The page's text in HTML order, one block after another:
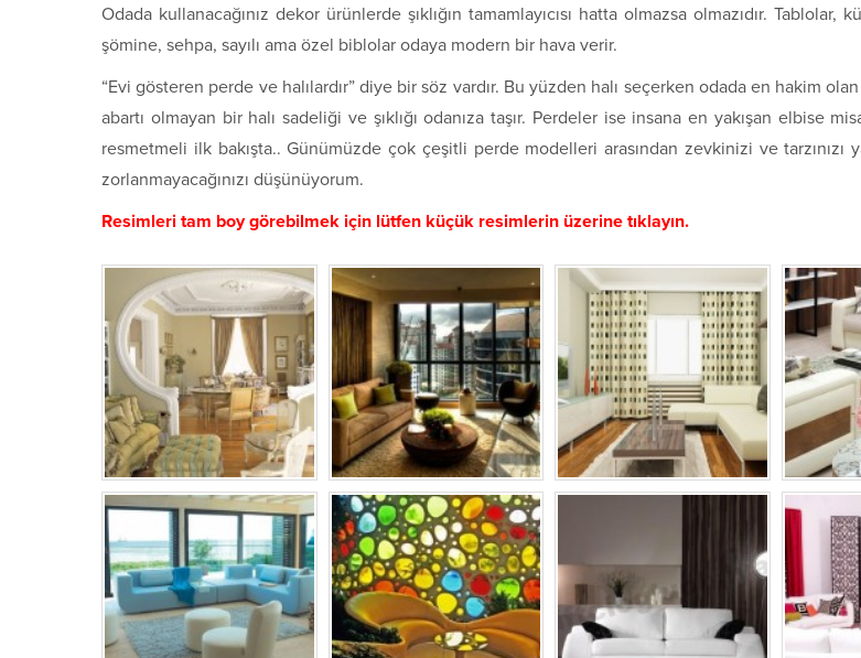
Odada kullanacağınız dekor ürünlerde şıklığın tamamlayıcısı hatta olmazsa olmazıdır. Tablolar,
şömine, sehpa, sayılı ama özel biblolar odaya modern bir hava verir.
“Evi gösteren perde ve halılardır” diye bir söz vardır. Bu yüzden halı seçerken odada en hakim
abartı olmayan bir halı sadeliği ve şıklığı odanıza taşır. Perdeler ise insana en yakışan elbise
resmetmeli ilk bakışta.. Günümüzde çok çeşitli perde modelleri arasından zevkinizi ve tarzınızı
zorlanmayacağınızı düşünüyorum.
Resimleri tam boy görebilmek için lütfen küçük resimlerin üzerine tıklayın.